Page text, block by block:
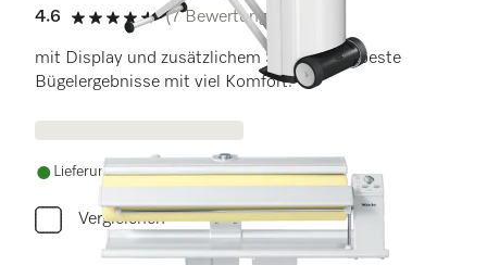
4.6
4.6 von 5 Sternen
(7 Bewertungen)
mit Display und zusätzlichem Steamer für beste
Bügelergebnisse mit viel Komfort.
Lieferung innerhalb von 5-7 Werktagen
Vergleichen